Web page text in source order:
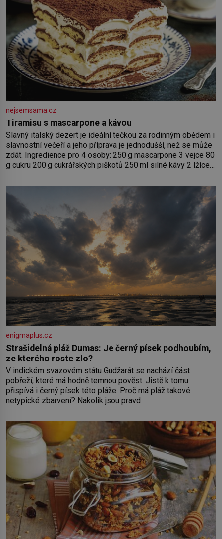
nejsemsama.cz
Tiramisu s mascarpone a kávou
Slavný italský dezert je ideální tečkou za rodinným obědem i
slavnostní večeří a jeho příprava je jednodušší, než se může
zdát. Ingredience pro 4 osoby: 250 g mascarpone 3 vejce 80
g cukru 200 g cukrářských piškotů 250 ml silné kávy 2 lžíce
bílků. Žloutky vyšlehejte s cukrem do světlé pěny a postupně
do nich vmíchejte mascarpone, aby vznikl hladký
enigmaplus.cz
Strašidelná pláž Dumas: Je černý písek podhoubím,
ze kterého roste zlo?
V indickém svazovém státu Gudžarát se nachází část
pobřeží, které má hodně temnou pověst. Jistě k tomu
přispívá i černý písek této pláže. Proč má pláž takové
netypické zbarvení? Nakolik jsou pravd